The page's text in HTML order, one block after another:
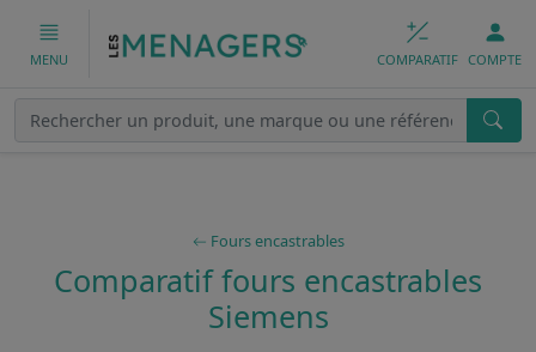
MENU COMPARATIF COMPTE
Fours encastrables
Comparatif fours encastrables
Siemens